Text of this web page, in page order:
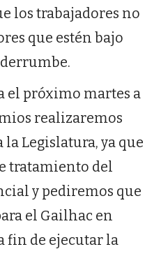
los trabajadores no
que estén bajo
el próximo martes a
realizaremos
Legislatura, ya que
tratamiento del
y pediremos que
el Gailhac en
fin de ejecutar la